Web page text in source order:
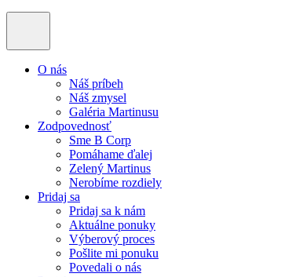
O nás
Náš príbeh
Náš zmysel
Galéria Martinusu
Zodpovednosť
Sme B Corp
Pomáhame ďalej
Zelený Martinus
Nerobíme rozdiely
Pridaj sa
Pridaj sa k nám
Aktuálne ponuky
Výberový proces
Pošlite mi ponuku
Povedali o nás